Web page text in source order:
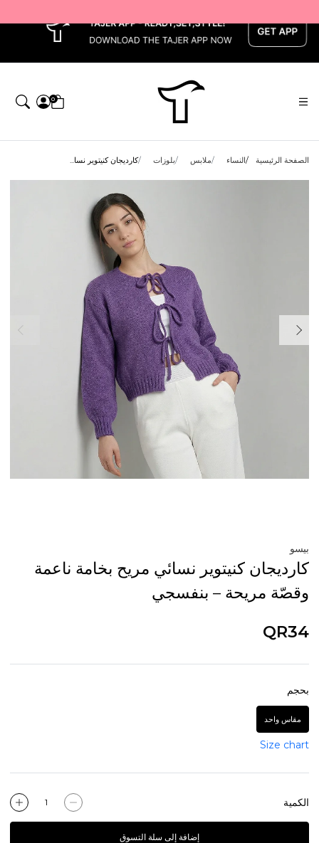
0
الصفحة الرئيسية النساء ملابس بلوزات كارديجان كنيتوير نسا...
بيسو
كارديجان كنيتوير نسائي مريح بخامة ناعمة
وقصّة مريحة – بنفسجي
QR34
بحجم
مقاس واحد
Size chart
الكمية
إضافة إلى سلة التسوق